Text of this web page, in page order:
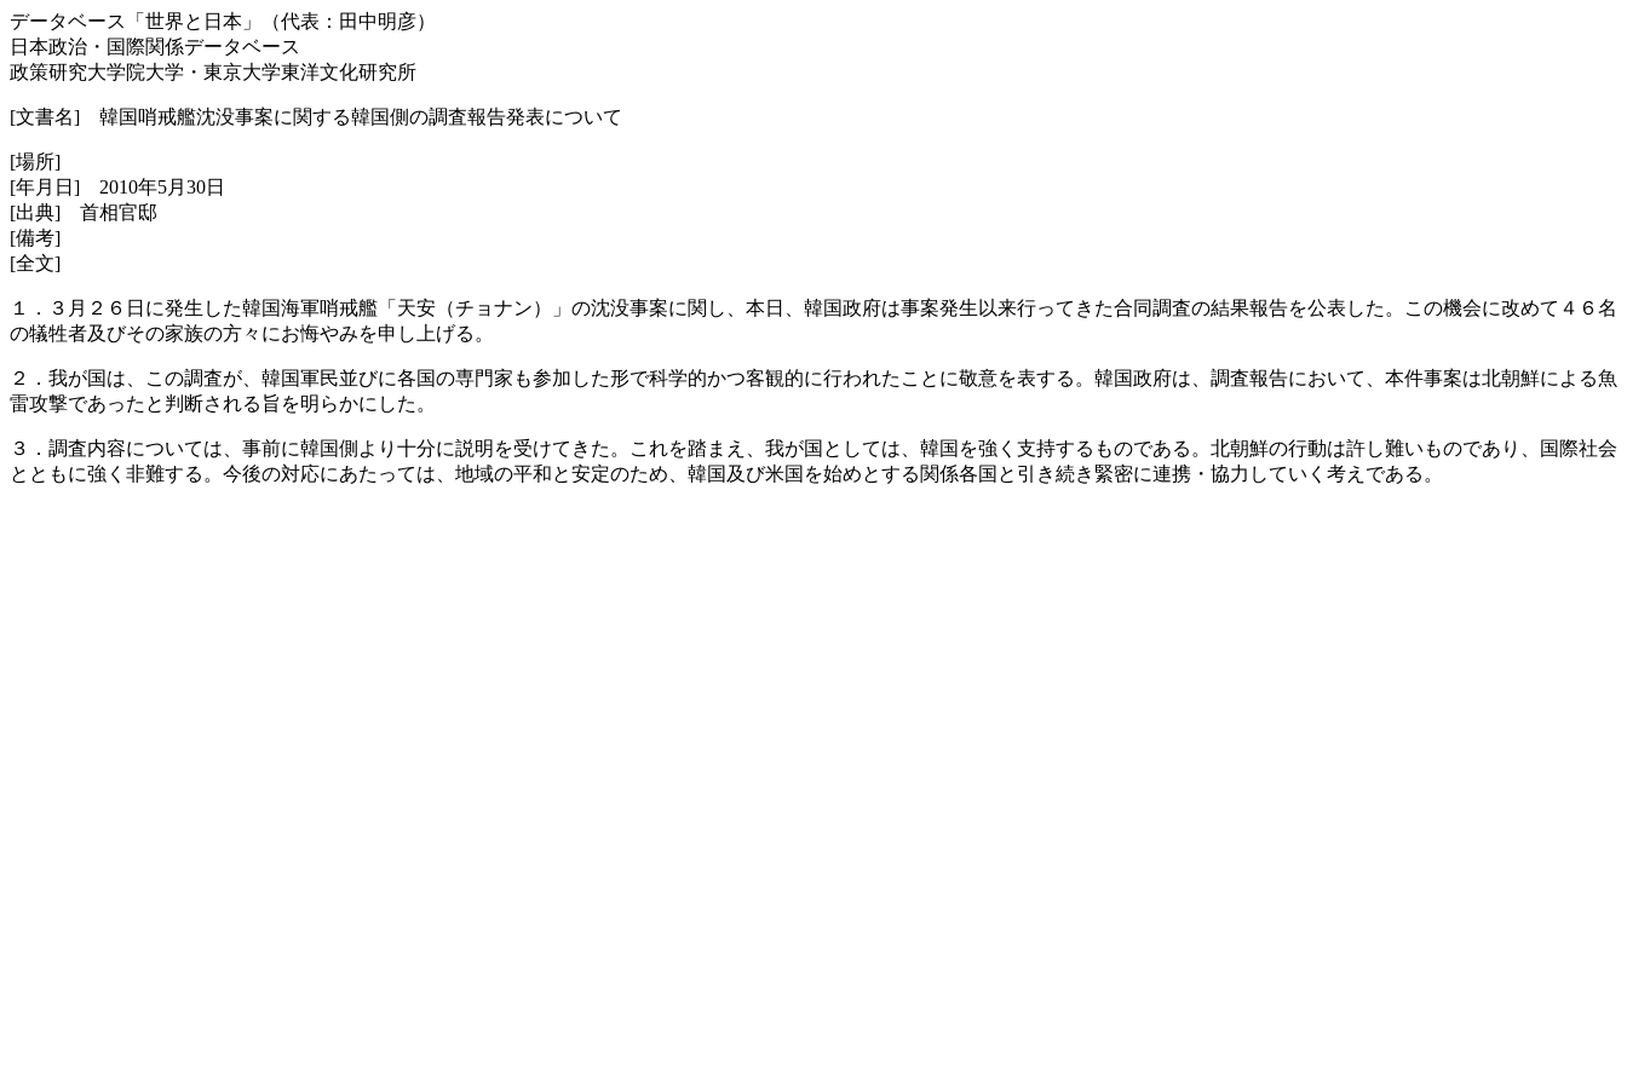
データベース「世界と日本」（代表：田中明彦）
日本政治・国際関係データベース
政策研究大学院大学・東京大学東洋文化研究所
[文書名] 韓国哨戒艦沈没事案に関する韓国側の調査報告発表について
[場所]
[年月日] 2010年5月30日
[出典] 首相官邸
[備考]
[全文]
１．３月２６日に発生した韓国海軍哨戒艦「天安（チョナン）」の沈没事案に関し、本日、韓国政府は事案発生以来行ってきた合同調査の結果報告を公表した。この機会に改めて４６名
の犠牲者及びその家族の方々にお悔やみを申し上げる。
２．我が国は、この調査が、韓国軍民並びに各国の専門家も参加した形で科学的かつ客観的に行われたことに敬意を表する。韓国政府は、調査報告において、本件事案は北朝鮮による魚
雷攻撃であったと判断される旨を明らかにした。
３．調査内容については、事前に韓国側より十分に説明を受けてきた。これを踏まえ、我が国としては、韓国を強く支持するものである。北朝鮮の行動は許し難いものであり、国際社会
とともに強く非難する。今後の対応にあたっては、地域の平和と安定のため、韓国及び米国を始めとする関係各国と引き続き緊密に連携・協力していく考えである。